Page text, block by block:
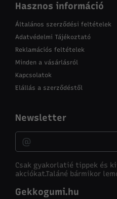
Hasznos információ
Általános szerződési feltételek
Adatvédelmi Tájékoztató
Reklamációs feltételek
Minden a vásárlásról
Kapcsolatok
Elállás a szerződéstől
Newsletter
Csak gyakorlatié tippek és
akciókat.Taláné bármikor
Gekkogumi.hu